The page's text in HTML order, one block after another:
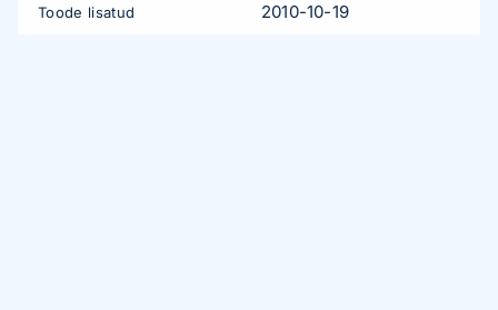
Toode lisatud 2010-10-19